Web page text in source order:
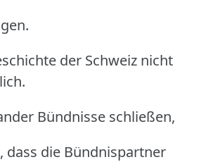
der Schweiz nicht
Bündnisse schließen,
dass die Bündnispartner